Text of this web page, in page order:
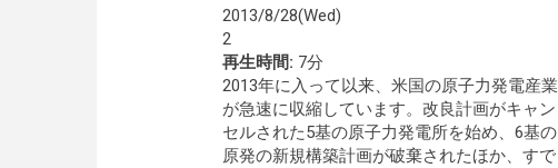
2013/8/28(Wed)
2
再生時間: 7分
2013年に入って以来、米国の原子力発電産業
が急速に収縮しています。改良計画がキャン
セルされた5基の原子力発電所を始め、6基の
原発の新規構築計画が破棄されたほか、すで